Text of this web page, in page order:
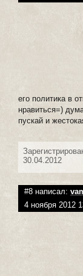
его политика в
нравиться=)
пускай и
30.04.2012
#8 написал:
4 ноября 2012